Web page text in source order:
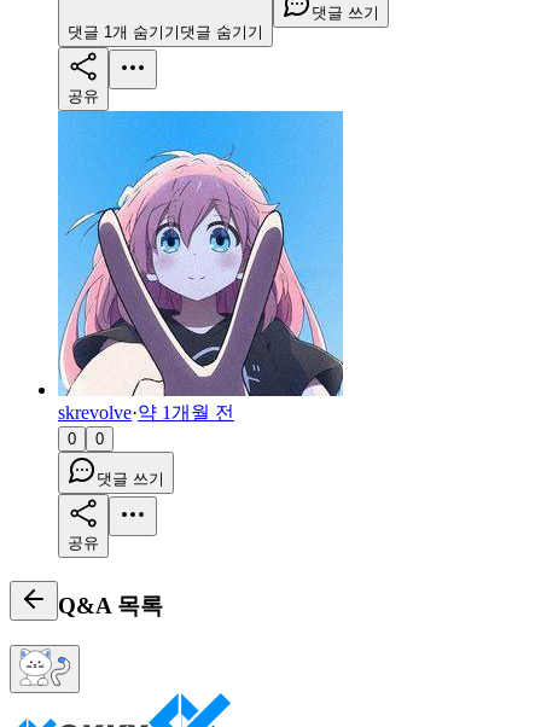
댓글 1개 숨기기 댓글 숨기기
댓글 쓰기
공유
skrevolve·약 1개월 전
0 0
댓글 쓰기
공유
Q&A 목록